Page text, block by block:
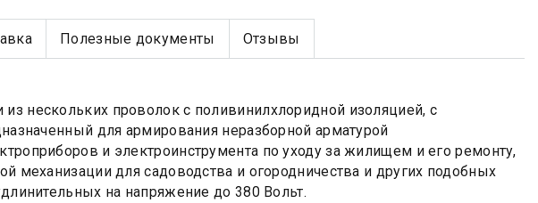
Полезные документы Отзывы
нескольких проволок с поливинилхлоридной изоляцией, с
для армирования неразборной арматурой
и электроинструмента по уходу за жилищем и его ремонту,
механизации для садоводства и огородничества и других подобных
на напряжение до 380 Вольт.